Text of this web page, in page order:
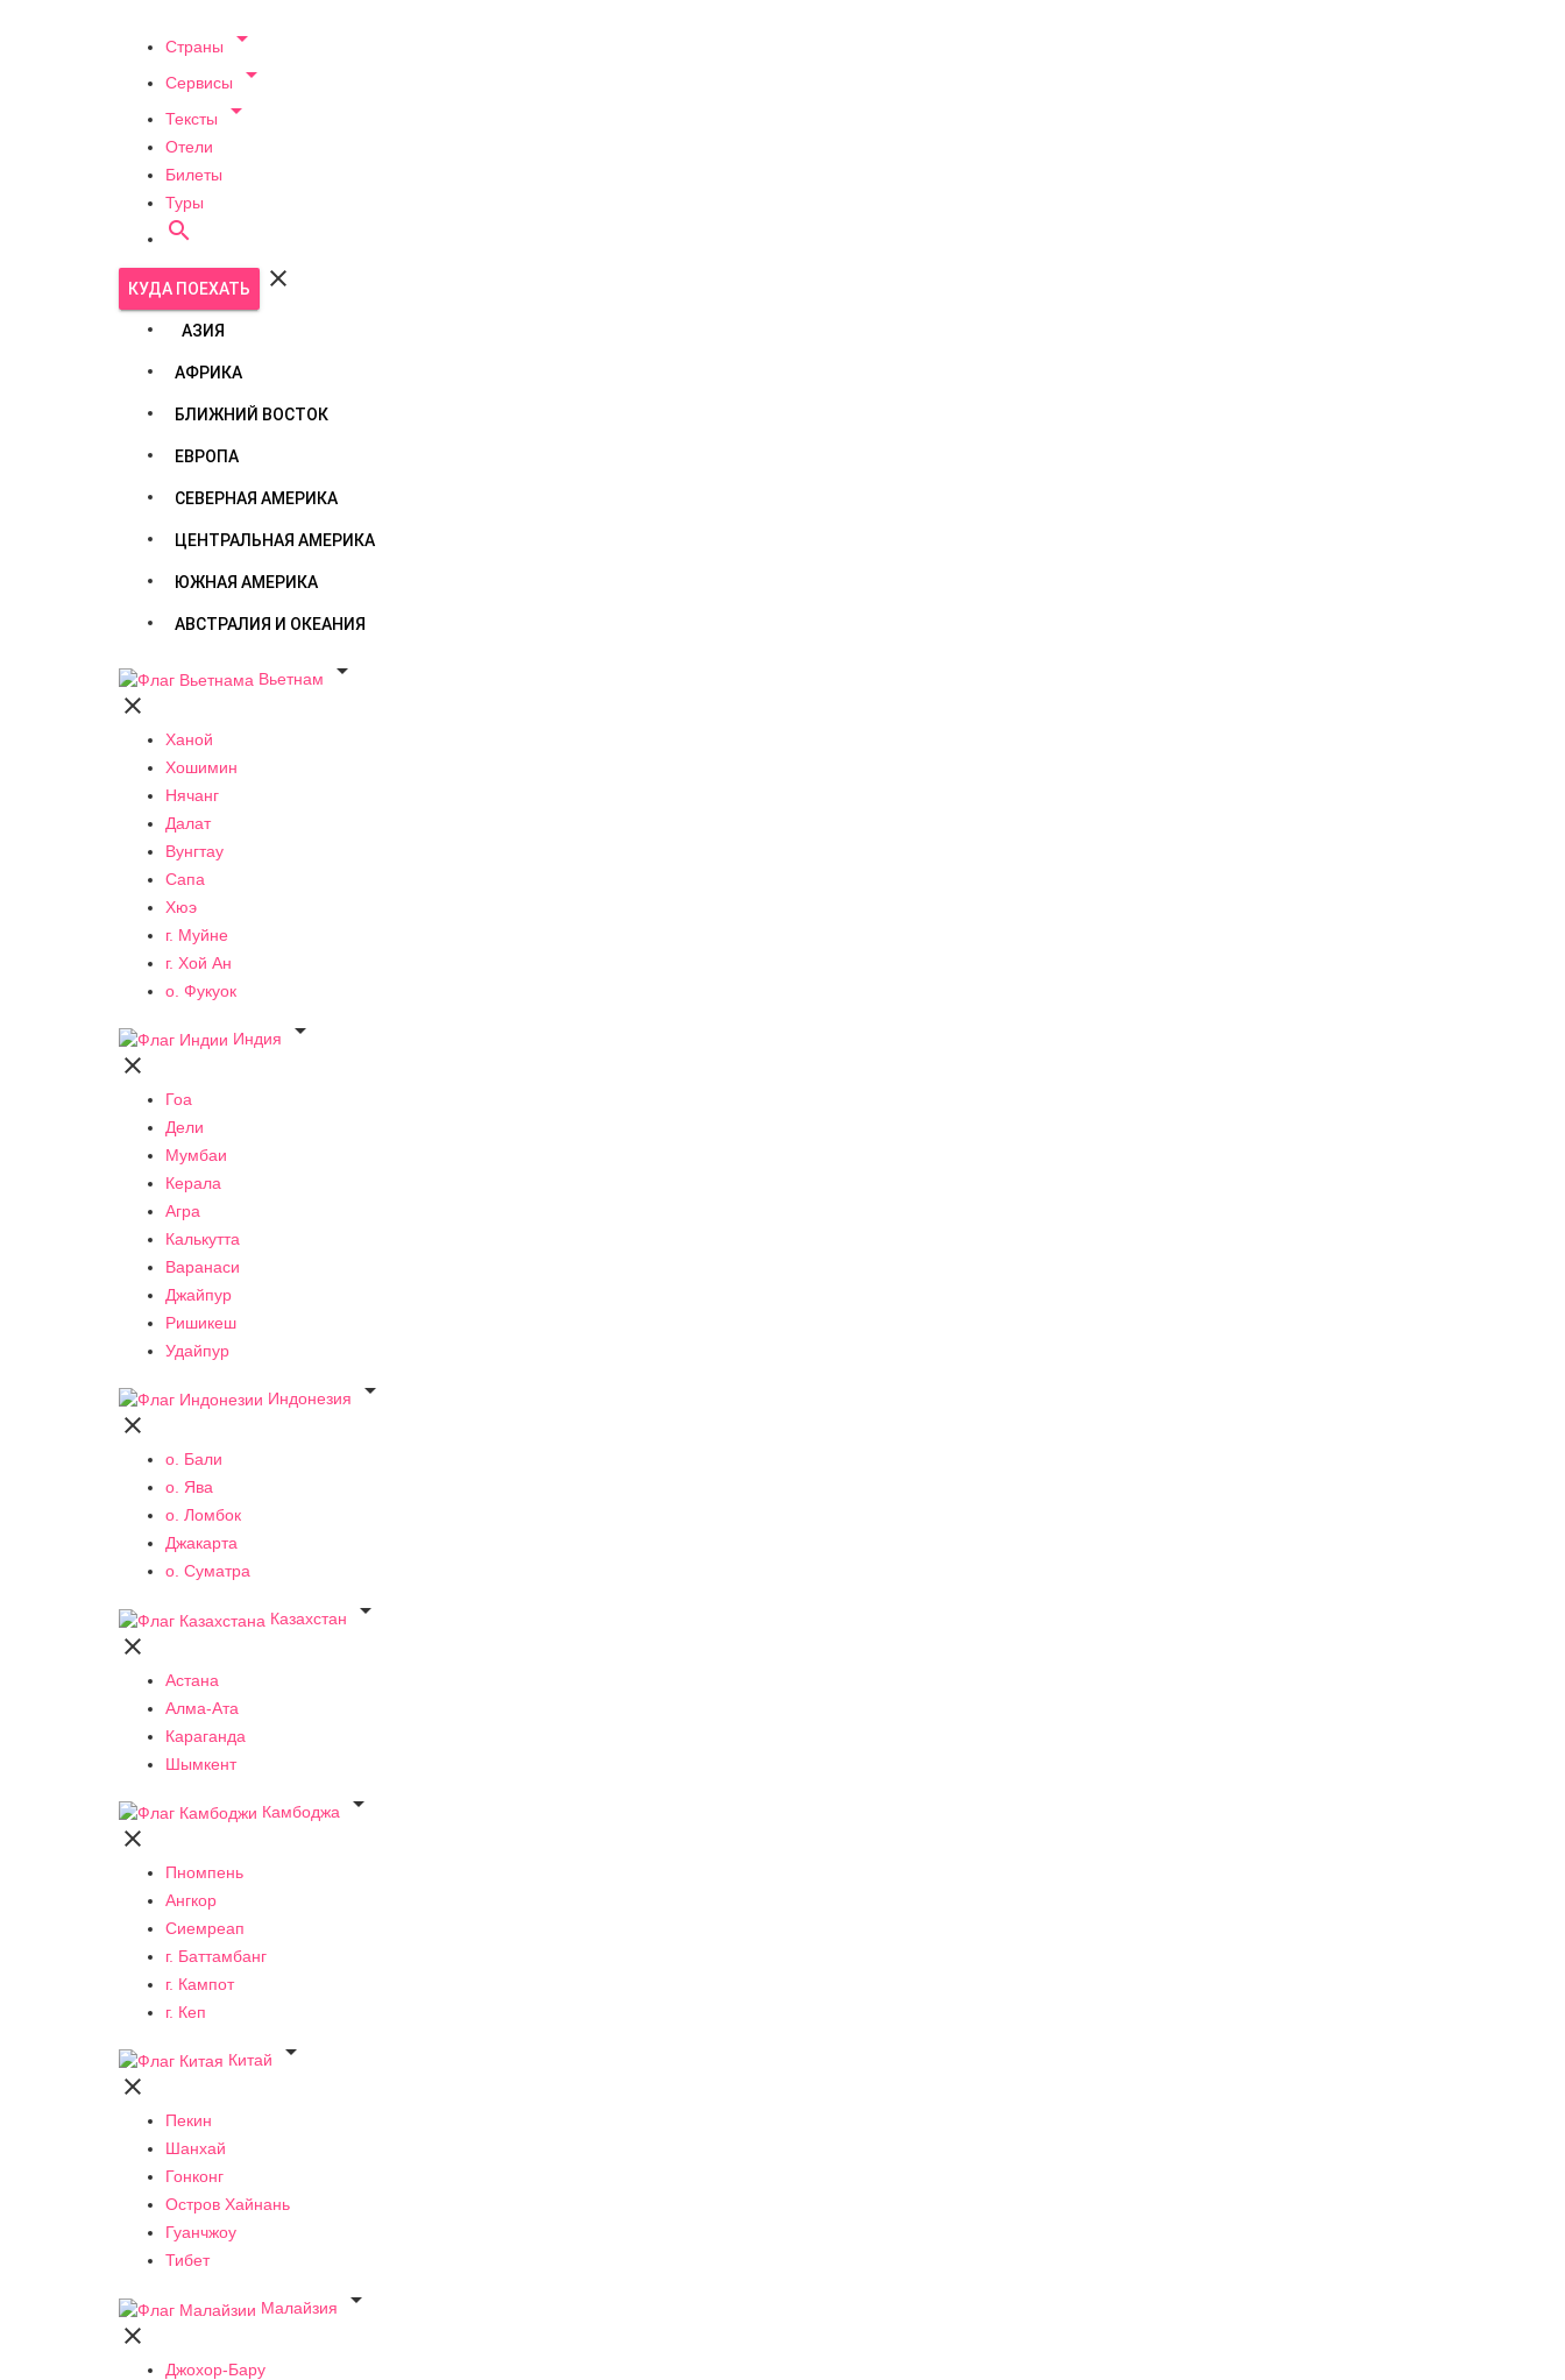
Страны 
Сервисы 
Тексты 
Отели
Билеты
Туры

КУДА ПОЕХАТЬ 
АЗИЯ
АФРИКА
БЛИЖНИЙ ВОСТОК
ЕВРОПА
СЕВЕРНАЯ АМЕРИКА
ЦЕНТРАЛЬНАЯ АМЕРИКА
ЮЖНАЯ АМЕРИКА
АВСТРАЛИЯ И ОКЕАНИЯ
Вьетнам


Ханой
Хошимин
Нячанг
Далат
Вунгтау
Сапа
Хюэ
г. Муйне
г. Хой Ан
о. Фукуок
Индия


Гоа
Дели
Мумбаи
Керала
Агра
Калькутта
Варанаси
Джайпур
Ришикеш
Удайпур
Индонезия


о. Бали
о. Ява
о. Ломбок
Джакарта
о. Суматра
Казахстан


Астана
Алма-Ата
Караганда
Шымкент
Камбоджа


Пномпень
Ангкор
Сиемреап
г. Баттамбанг
г. Кампот
г. Кеп
Китай


Пекин
Шанхай
Гонконг
Остров Хайнань
Гуанчжоу
Тибет
Малайзия


Джохор-Бару